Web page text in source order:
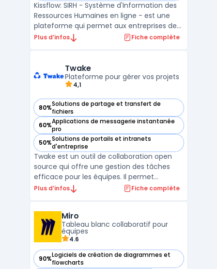
Kissflow: SIRH - Système d'Information des
Ressources Humaines en ligne - est une
plateforme qui permet aux entreprises de
gérer efficacement les processus de
encore. Avec Kissflow, les processus sont
automatisés, ce qui p ...
Plus d’infos Fiche complète
Twake
Plateforme pour gérer vos projets
4,1
80%Solutions de partage et transfert de
fichiers
— voir Twake dans cette catégorie
60%Applications de messagerie instantanée
pro
— voir Twake dans cette catégorie
50%Solutions de portails et intranets
d'entreprise
— voir Twake dans cette catégorie
Twake est un outil de collaboration open
source qui offre une gestion des tâches
efficace pour les équipes. Il permet
d'organiser les tâches, les projets, le
travail en équipe plus productif et plus
facile, grâce à u ...
Plus d’infos Fiche complète
Miro
Tableau blanc collaboratif pour
équipes
4.6
90%Logiciels de création de diagrammes et
flowcharts
— voir Miro dans cette catégorie